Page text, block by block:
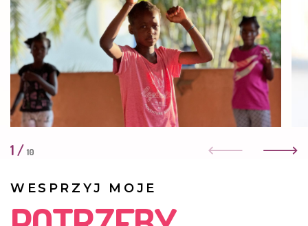
STYCZEŃ 2023
Ma się dobrze. Jest bardzo inteligentna, najlepsza w
całej klasie. Lubi sama o sobie decydować.
Zdeterminowana. Jak coś zaplanuje, to musi to
wykonać.
STYCZEŃ 2022
Claudia jest zdrowa i pełna pomysłów. Bardzo lubi
Nikt o nią nie pyta. Matka, która przywiozła dziewczynkę
pierwszej klasy do szkoły poza Kasisi. Jest szczęśliwym
1 / 10
WESPRZYJ MOJE